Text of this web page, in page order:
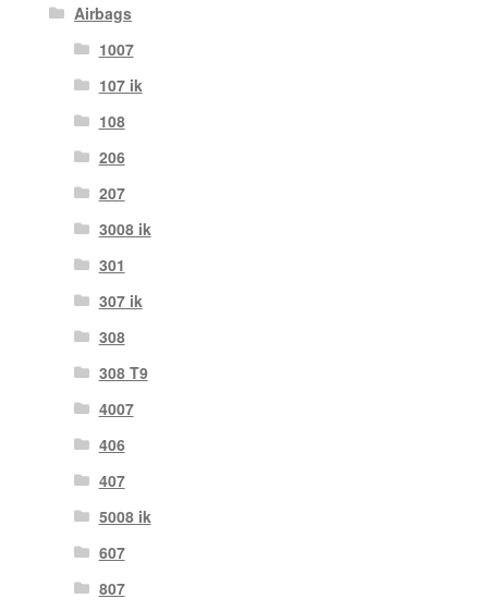
Airbags
1007
107 ik
108
206
207
3008 ik
301
307 ik
308
308 T9
4007
406
407
5008 ik
607
807